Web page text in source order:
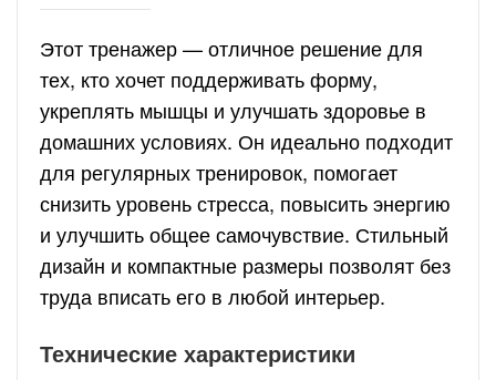
Этот тренажер — отличное решение для
тех, кто хочет поддерживать форму,
укреплять мышцы и улучшать здоровье в
домашних условиях. Он идеально подходит
для регулярных тренировок, помогает
снизить уровень стресса, повысить энергию
и улучшить общее самочувствие. Стильный
дизайн и компактные размеры позволят без
труда вписать его в любой интерьер.
Технические характеристики